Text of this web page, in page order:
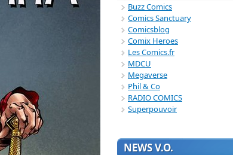
Buzz Comics
Comics Sanctuary
Comicsblog
Comix Heroes
Les Comics.fr
MDCU
Megaverse
Phil & Co
RADIO COMICS
Superpouvoir
NEWS V.O.